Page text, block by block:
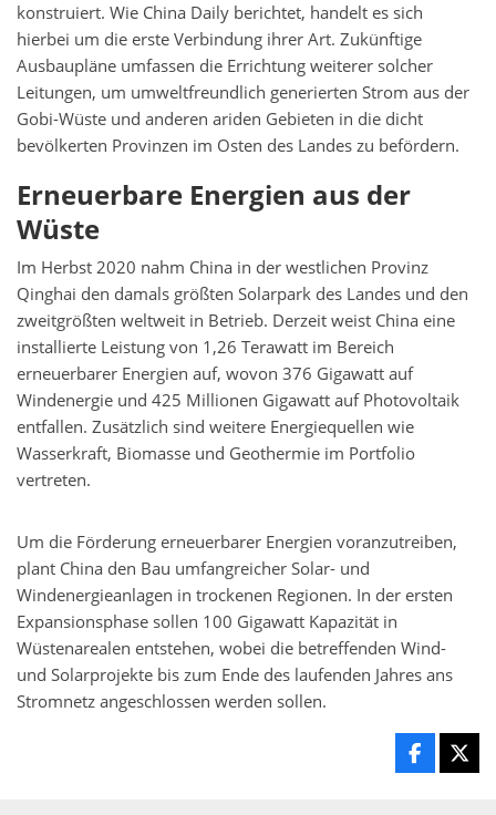
konstruiert. Wie China Daily berichtet, handelt es sich
hierbei um die erste Verbindung ihrer Art. Zukünftige
Ausbaupläne umfassen die Errichtung weiterer solcher
Leitungen, um umweltfreundlich generierten Strom aus der
Gobi-Wüste und anderen ariden Gebieten in die dicht
bevölkerten Provinzen im Osten des Landes zu befördern.
Erneuerbare Energien aus der
Wüste
Im Herbst 2020 nahm China in der westlichen Provinz
Qinghai den damals größten Solarpark des Landes und den
zweitgrößten weltweit in Betrieb. Derzeit weist China eine
installierte Leistung von 1,26 Terawatt im Bereich
erneuerbarer Energien auf, wovon 376 Gigawatt auf
Windenergie und 425 Millionen Gigawatt auf Photovoltaik
entfallen. Zusätzlich sind weitere Energiequellen wie
Wasserkraft, Biomasse und Geothermie im Portfolio
vertreten.
Um die Förderung erneuerbarer Energien voranzutreiben,
plant China den Bau umfangreicher Solar- und
Windenergieanlagen in trockenen Regionen. In der ersten
Expansionsphase sollen 100 Gigawatt Kapazität in
Wüstenarealen entstehen, wobei die betreffenden Wind-
und Solarprojekte bis zum Ende des laufenden Jahres ans
Stromnetz angeschlossen werden sollen.